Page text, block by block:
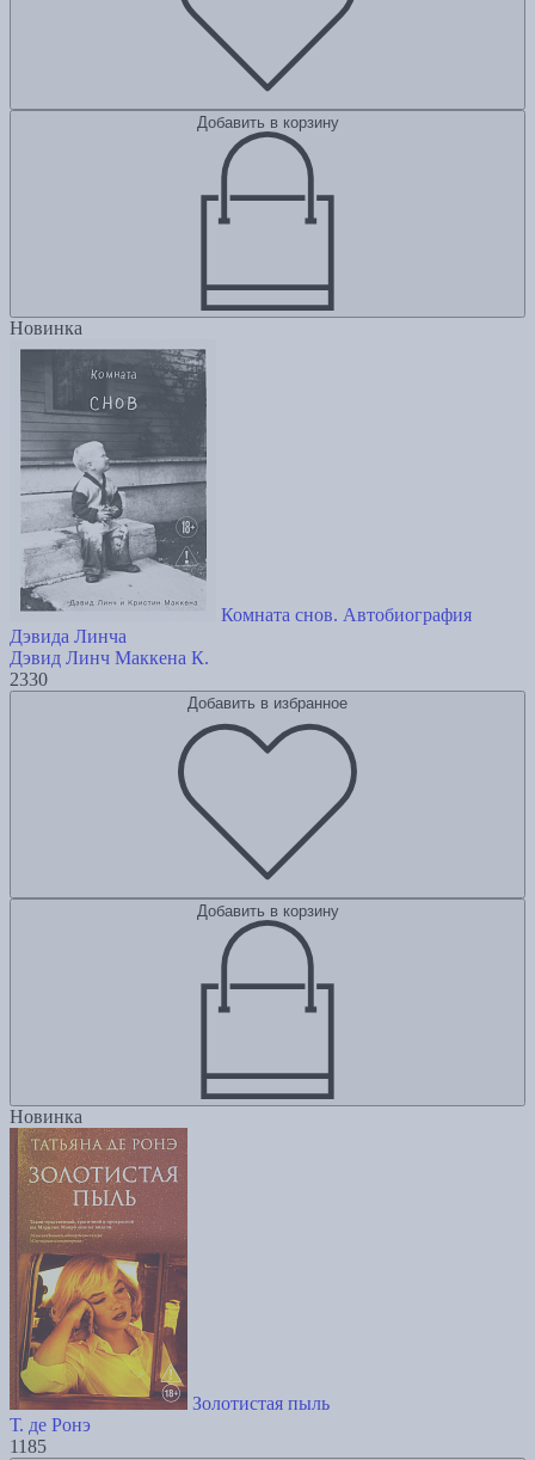
Добавить в корзину
Новинка
Комната снов. Автобиография
Дэвида Линча
Дэвид Линч Маккена К.
2330
Добавить в избранное
Добавить в корзину
Новинка
Золотистая пыль
Т. де Ронэ
1185